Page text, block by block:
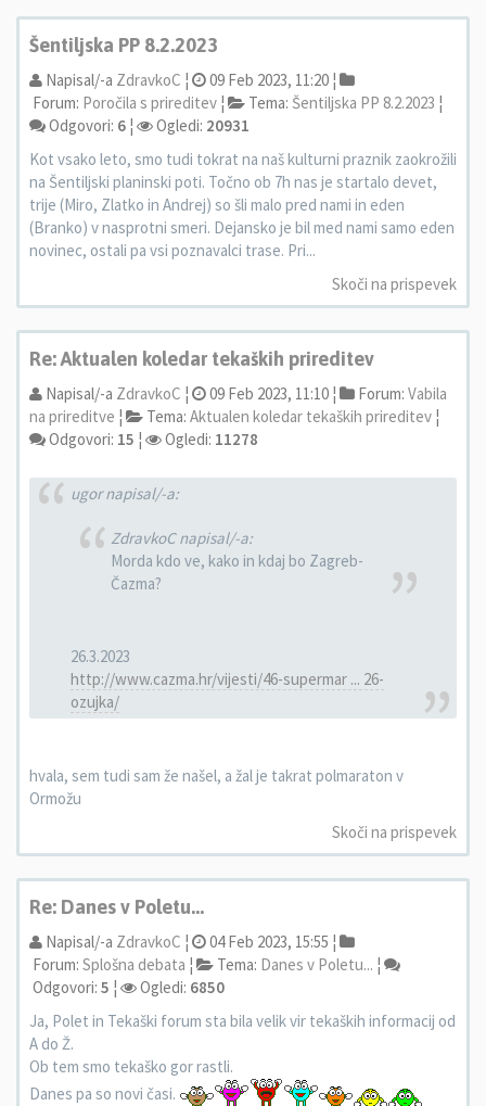
Šentiljska PP 8.2.2023
Napisal/-a ZdravkoC ¦
09 Feb 2023, 11:20 ¦
Forum: Poročila s prireditev ¦ Tema: Šentiljska PP 8.2.2023 ¦
Odgovori: 6 ¦ Ogledi: 20931
Kot vsako leto, smo tudi tokrat na naš kulturni praznik zaokrožili
na Šentiljski planinski poti. Točno ob 7h nas je startalo devet,
trije (Miro, Zlatko in Andrej) so šli malo pred nami in eden
(Branko) v nasprotni smeri. Dejansko je bil med nami samo eden
novinec, ostali pa vsi poznavalci trase. Pri...
Skoči na prispevek
Re: Aktualen koledar tekaških prireditev
Napisal/-a ZdravkoC ¦ 09 Feb 2023, 11:10 ¦ Forum: Vabila
na prireditve ¦ Tema: Aktualen koledar tekaških prireditev ¦
Odgovori: 15 ¦ Ogledi: 11278
ugor napisal/-a:
ZdravkoC napisal/-a:
Morda kdo ve, kako in kdaj bo Zagreb-
Čazma?
26.3.2023
http://www.cazma.hr/vijesti/46-supermar ... 26-
ozujka/
hvala, sem tudi sam že našel, a žal je takrat polmaraton v
Ormožu
Skoči na prispevek
Re: Danes v Poletu...
Napisal/-a ZdravkoC ¦
04 Feb 2023, 15:55 ¦
Forum: Splošna debata ¦ Tema: Danes v Poletu... ¦
Odgovori: 5 ¦ Ogledi: 6850
Ja, Polet in Tekaški forum sta bila velik vir tekaških informacij od
A do Ž.
Ob tem smo tekaško gor rastli.
Danes pa so novi časi.